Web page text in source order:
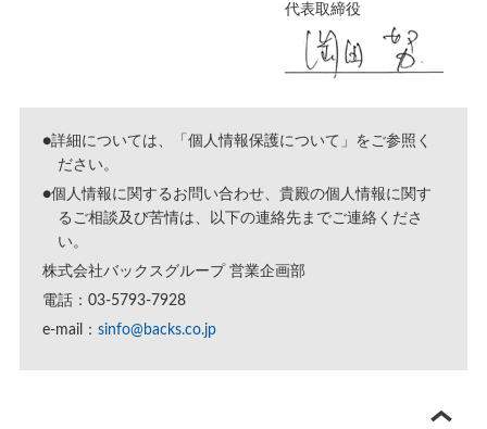
代表取締役
●詳細については、「 個人情報保護について 」をご参照く
ださい。
●個人情報に関するお問い合わせ、貴殿の個人情報に関す
るご相談及び苦情は、以下の連絡先までご連絡くださ
い。
株式会社バックスグループ 営業企画部
電話：03-5793-7928
e-mail： sinfo@backs.co.jp